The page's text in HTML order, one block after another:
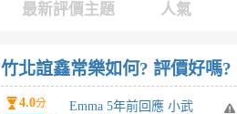
最新評價主題 人氣
竹北誼鑫常樂如何? 評價好嗎?
4.0分 Emma 5年前回應 小武